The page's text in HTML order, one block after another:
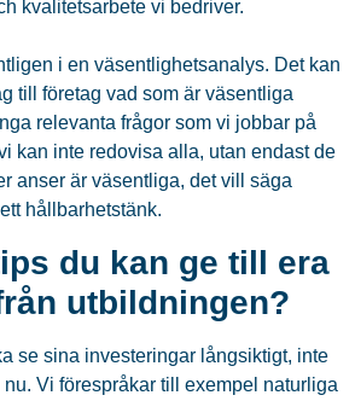
kvalitetsarbete vi bedriver.
i en väsentlighetsanalys. Det kan
till företag vad som är väsentliga
relevanta frågor som vi jobbar på
kan inte redovisa alla, utan endast de
anser är väsentliga, det vill säga
hållbarhetstänk.
du kan ge till era
utbildningen?
se sina investeringar långsiktigt, inte
nu. Vi förespråkar till exempel naturliga